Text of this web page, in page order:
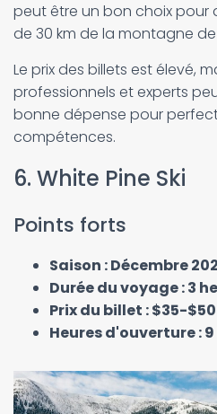
peut être un bon choix pour
de 30 km de la montagne
Le prix des billets est élevé,
professionnels et experts
bonne dépense pour
compétences.
6. White Pine Ski
Points forts
Saison : Décembre
Durée du voyage : 3
Prix du billet : $35-
Heures d'ouverture : 9